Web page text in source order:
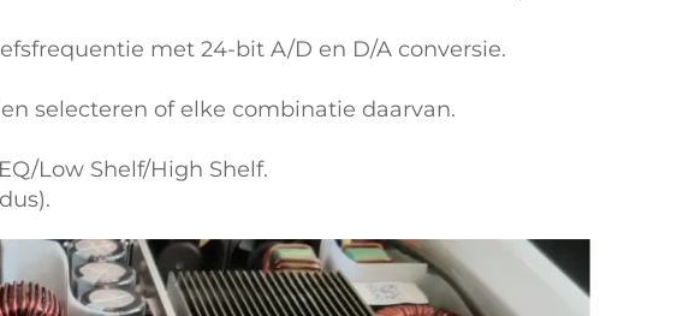
met 24-bit A/D en D/A conversie.
selecteren of elke combinatie daarvan.
Low Shelf/High Shelf.